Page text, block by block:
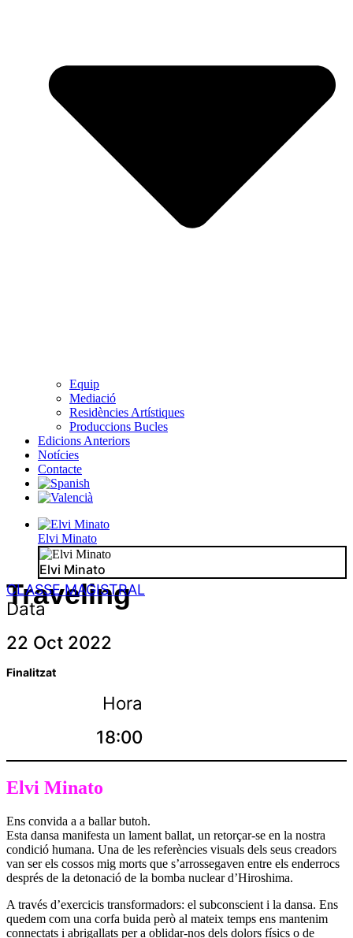
Equip
Mediació
Residències Artístiques
Produccions Bucles
Edicions Anteriors
Notícies
Contacte
Elvi Minato
Elvi Minato
Traveling
CLASSE MAGISTRAL
Data
22 Oct 2022
Finalitzat
Hora
18:00
Elvi Minato
Ens convida a a ballar butoh.
Esta dansa manifesta un lament ballat, un retorçar-se en la nostra
condició humana. Una de les referències visuals dels seus creadors
van ser els cossos mig morts que s’arrossegaven entre els enderrocs
després de la detonació de la bomba nuclear d’Hiroshima.
A través d’exercicis transformadors: el subconscient i la dansa. Ens
quedem com una corfa buida però al mateix temps ens mantenim
connectats i abrigallats per a oblidar-nos dels dolors físics o de